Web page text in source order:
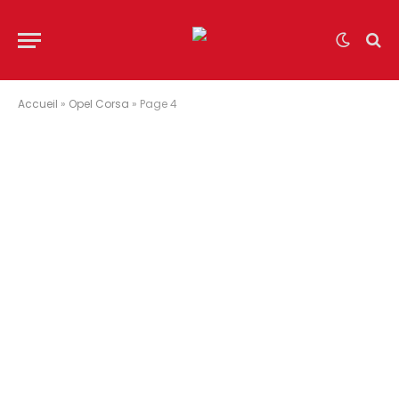
Accueil » Opel Corsa » Page 4